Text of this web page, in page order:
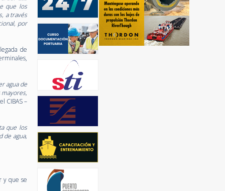
que los
a través
por
de
agua de
CIBAS –
que los
de agua,
y que se